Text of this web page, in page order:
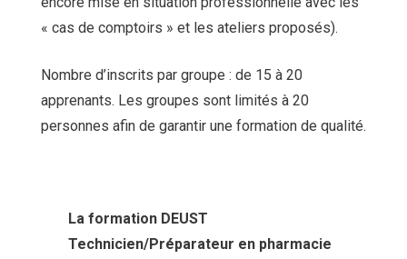
« cas de comptoirs » et les ateliers proposés).
Nombre d’inscrits par groupe : de 15 à 20
apprenants. Les groupes sont limités à 20
personnes afin de garantir une formation de qualité.
La formation DEUST
Technicien/Préparateur en pharmacie